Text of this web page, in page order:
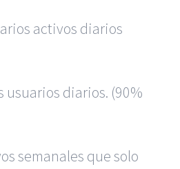
activos diarios
usuarios diarios. (90%
semanales que solo